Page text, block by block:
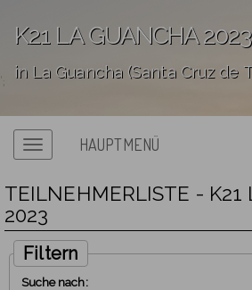
K21 LA GUANCHA 2023
in La Guancha (Santa Cruz de
';
HAUPTMENÜ
TEILNEHMERLISTE - K21
2023
Filtern
Suche nach: